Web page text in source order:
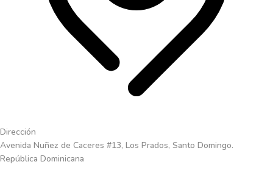
Dirección
Avenida Nuñez de Caceres #13, Los Prados, Santo Domingo.
República Dominicana